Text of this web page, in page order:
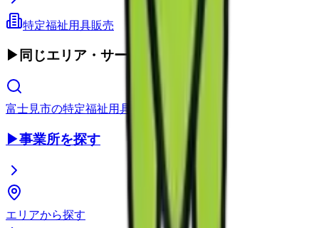
特定福祉用具販売
▶ 同じエリア・サービス種別
富士見市の特定福祉用具販売
▶事業所を探す
エリアから探す